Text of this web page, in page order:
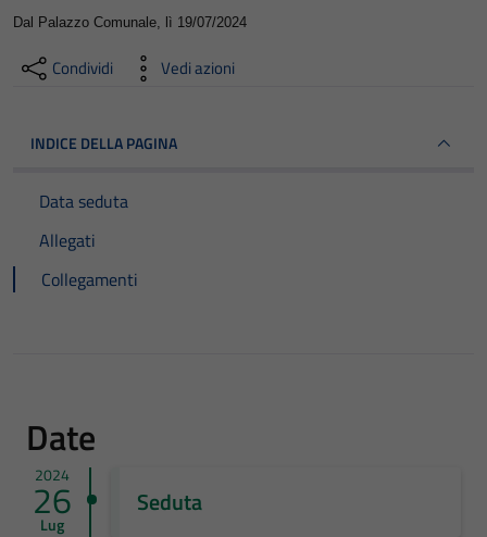
Dal Palazzo Comunale, lì 19/07/2024
Condividi Vedi azioni
INDICE DELLA PAGINA
Data seduta
Allegati
Collegamenti
Date
2024
26
Lug
Seduta